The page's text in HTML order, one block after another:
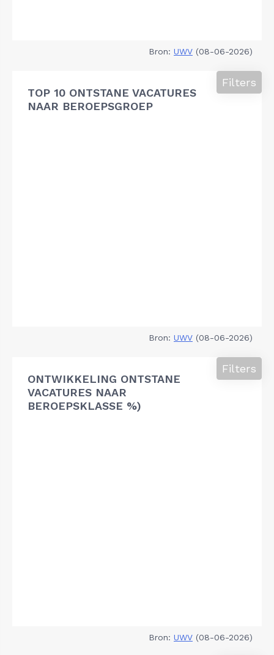
Bron: UWV (08-06-2026)
TOP 10 ONTSTANE VACATURES
NAAR BEROEPSGROEP
Filters
Bron: UWV (08-06-2026)
ONTWIKKELING ONTSTANE
VACATURES NAAR
BEROEPSKLASSE %)
Filters
Bron: UWV (08-06-2026)